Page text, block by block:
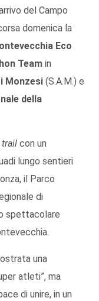
del Campo
domenica la
Eco
Team in
Monzesi (S.A.M.) e
della
trail con un
lungo sentieri
il Parco
di
spettacolare
una
atleti”, ma
di unire, in un